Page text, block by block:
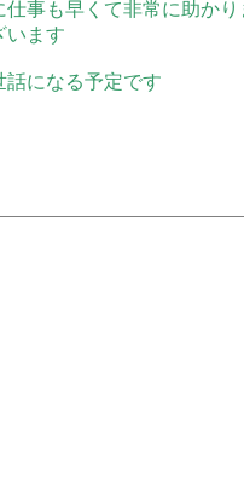
仕事も早くて非常に助かり
います
になる予定です